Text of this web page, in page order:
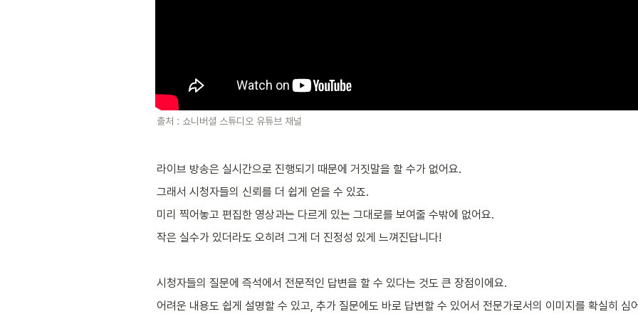
출처 : 쇼니버셜 스튜디오 유튜브 채널
라이브 방송은 실시간으로 진행되기 때문에 거짓말을 할 수가 없어요.
그래서 시청자들의 신뢰를 더 쉽게 얻을 수 있죠.
미리 찍어놓고 편집한 영상과는 다르게 있는 그대로를 보여줄 수밖에 없어요.
작은 실수가 있더라도 오히려 그게 더 진정성 있게 느껴진답니다!
시청자들의 질문에 즉석에서 전문적인 답변을 할 수 있다는 것도 큰 장점이에요.
어려운 내용도 쉽게 설명할 수 있고, 추가 질문에도 바로 답변할 수 있어서 전문가로서의 이미지를 확실히 심